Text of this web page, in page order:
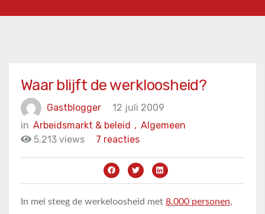
Waar blijft de werkloosheid?
Gastblogger
12 juli 2009
in
Algemeen
Arbeidsmarkt & beleid ,
5.213 views
7 reacties
In mei steeg de werkeloosheid met 8.000 personen,